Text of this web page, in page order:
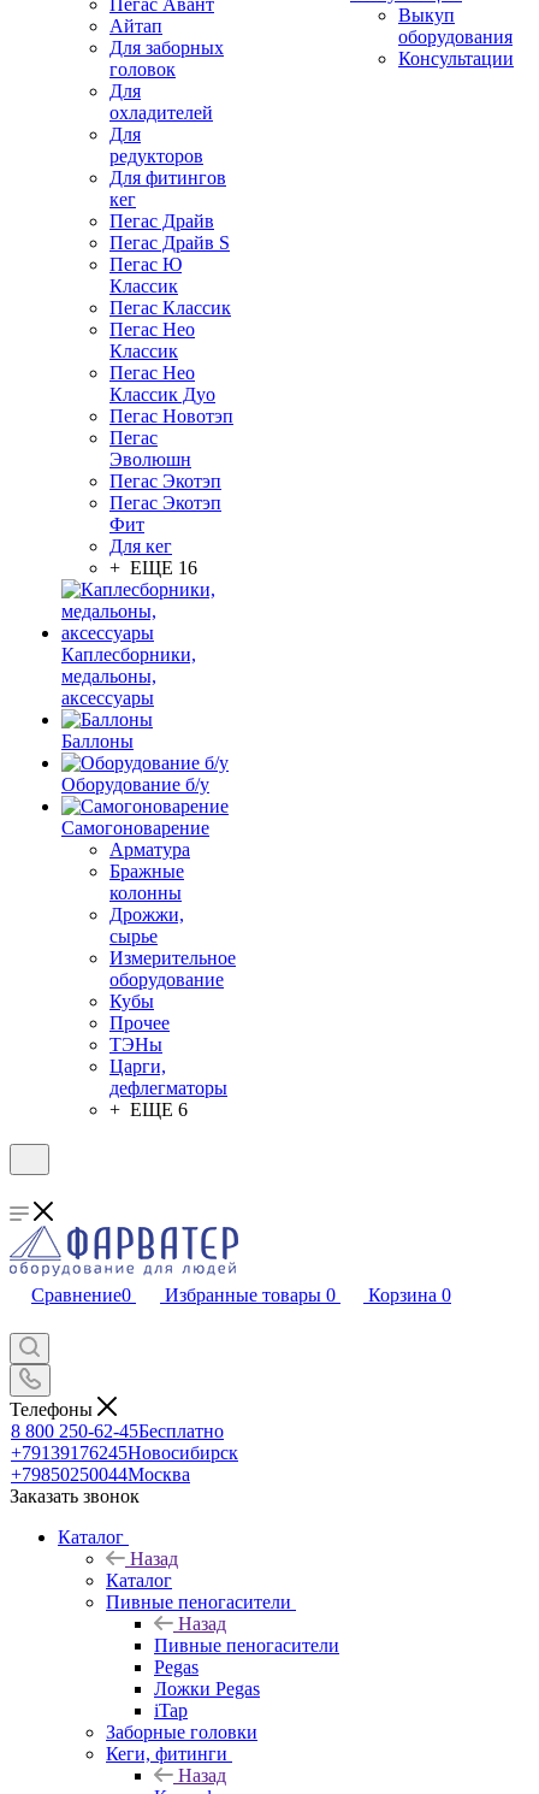
Пегас Авант
Айтап
Для заборных
головок
Для
охладителей
Для
редукторов
Для фитингов
кег
Пегас Драйв
Пегас Драйв S
Пегас Ю
Классик
Пегас Классик
Пегас Нео
Классик
Пегас Нео
Классик Дуо
Пегас Новотэп
Пегас
Эволюшн
Пегас Экотэп
Пегас Экотэп
Фит
Для кег
+ ЕЩЕ 16
Каплесборники,
медальоны,
аксессуары
Баллоны
Оборудование б/у
Самогоноварение
Арматура
Бражные
колонны
Дрожжи,
сырье
Измерительное
оборудование
Кубы
Прочее
ТЭНы
Царги,
дефлегматоры
+ ЕЩЕ 6
Выкуп
оборудования
Консультации
Сравнение0 Избранные товары 0 Корзина 0
Телефоны
8 800 250-62-45Бесплатно
+79139176245Новосибирск
+79850250044Москва
Заказать звонок
Каталог
Назад
Каталог
Пивные пеногасители
Назад
Пивные пеногасители
Pegas
Ложки Pegas
iTap
Заборные головки
Кеги, фитинги
Назад